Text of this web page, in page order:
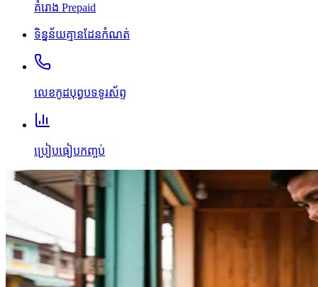
គំរោង Prepaid
ទិន្នន័យគ្មានដែនកំណត់
លេខកូដបុព្វបទទូរស័ព្ទ
ប្រៀបធៀបកញ្ចប់